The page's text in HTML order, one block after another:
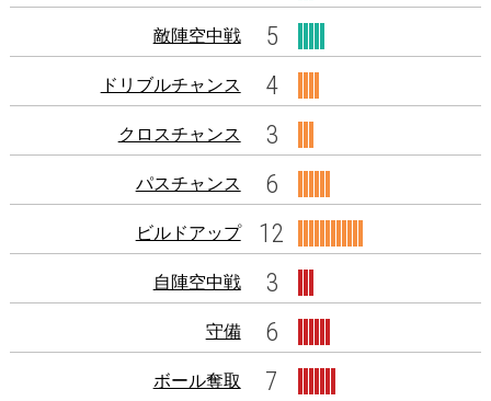
敵陣空中戦 5
ドリブルチャンス 4
クロスチャンス 3
パスチャンス 6
ビルドアップ 12
自陣空中戦 3
守備 6
ボール奪取 7